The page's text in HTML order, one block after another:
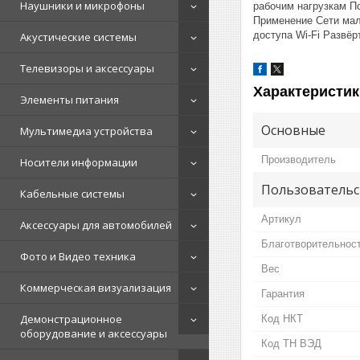
Наушники и микрофоны
Акустические системы
Телевизоры и аксессуары
Элементы питания
Мультимедиа устройства
Носители информации
Кабельные системы
Аксессуары для автомобилей
Фото и Видео техника
Коммерческая визуализация
Демонстрационное
оборудование и аксессуары
рабочим нагрузкам
Применение Сети
доступа Wi‑Fi
Основные
Производитель
Артикул
Вес
Гарантия
Код НКТ
Код ТН ВЭД